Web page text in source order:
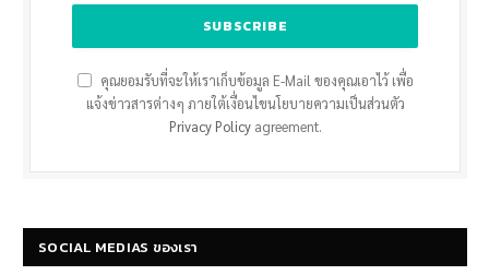
คุณยอมรับที่จะให้เราเก็บข้อมูล E-Mail ของคุณเอาไว้ เพื่อ
แจ้งข่าวสารต่างๆ ภายใต้เงื่อนไขนโยบายความเป็นส่วนตัว
Privacy Policyagreement.
SOCIAL MEDIAS ของเรา